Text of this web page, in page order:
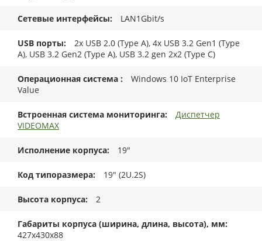
Сетевые интерфейсы LAN1Gbit/s
USB порты
2x USB 2.0 (Type A), 4x USB 3.2 Gen1 (Type
A), USB 3.2 Gen2 (Type A), USB 3.2 gen 2x2 (Type C)
Операционная система
Windows 10 IoT Enterprise
Value
Встроенная система мониторинга
Диспетчер
VIDEOMAX
Исполнение корпуса 19"
Код типоразмера 19" (2U.2S)
Высота корпуса 2
Габариты корпуса (ширина, длина, высота), мм
427x430x88